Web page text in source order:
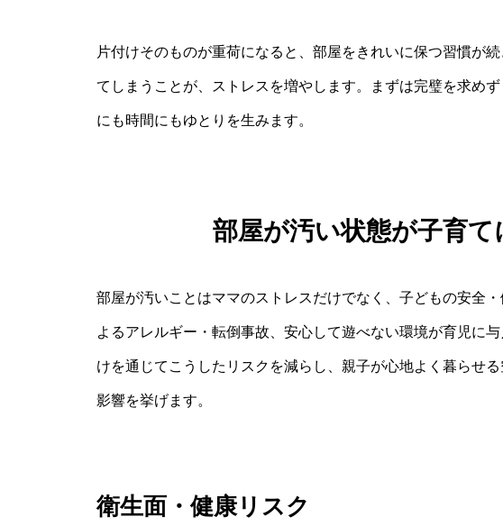
片付けそのものが重荷になると、部屋をきれいに保つ習慣が
てしまうことが、ストレスを増やします。まずは完璧を求め
にも時間にもゆとりを生みます。
部屋が汚い状態が子育て
部屋が汚いことはママのストレスだけでなく、子どもの安全
よるアレルギー・転倒事故、安心して遊べない環境が育児に
けを通じてこうしたリスクを減らし、親子が心地よく暮らせ
影響を挙げます。
衛生面・健康リスク